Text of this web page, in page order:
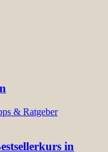
& Ratgeber
in